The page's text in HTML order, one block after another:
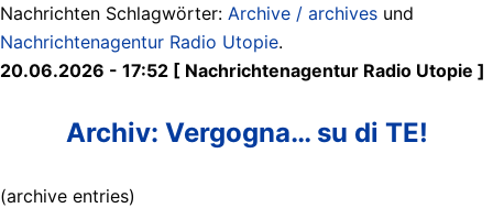
Nachrichten Schlagwörter: Archive / archives und
Nachrichtenagentur Radio Utopie.
20.06.2026 - 17:52 [ Nachrichtenagentur Radio Utopie ]
Archiv: Vergogna… su di TE!
(archive entries)